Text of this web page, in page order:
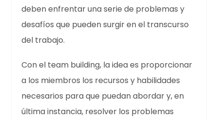
deben enfrentar una serie de problemas y
desafíos que pueden surgir en el transcurso
del trabajo.
Con el team building, la idea es proporcionar
a los miembros los recursos y habilidades
necesarios para que puedan abordar y, en
última instancia, resolver los problemas